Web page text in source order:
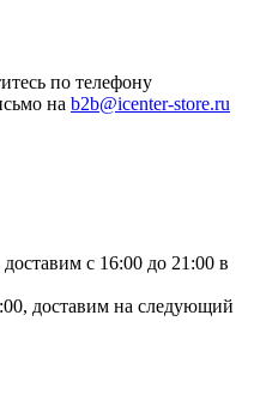
по телефону
на b2b@icenter-store.ru
с 16:00 до 21:00 в
доставим на следующий